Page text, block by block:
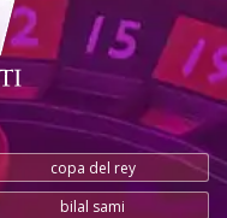
copa del rey
bilal sami